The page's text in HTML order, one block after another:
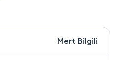
Mert Bilgili